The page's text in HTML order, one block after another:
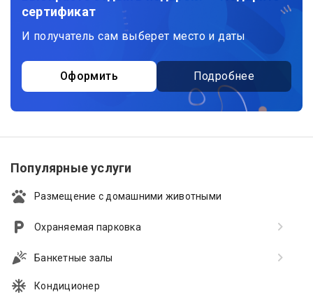
сертификат
И получатель сам выберет место и даты
Оформить Подробнее
Популярные услуги
Размещение с домашними животными
Охраняемая парковка
Банкетные залы
Кондиционер